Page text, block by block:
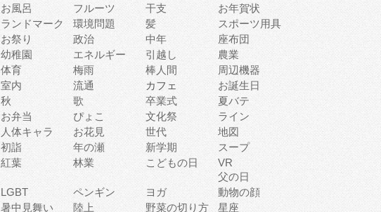
お風呂 フルーツ 干支
お年賀状
ランドマーク 環境問題 髪
スポーツ用具
お祭り 政治 中年
座布団
幼稚園 エネルギー 引越し
農業
体育 梅雨 棒人間
周辺機器
室内 流通 カフェ
お誕生日
秋 歌 卒業式
夏バテ
お弁当 ぴょこ 文化祭
ライン
人体キャラ お花見 世代
地図
初詣 年の瀬 新学期
スープ
紅葉 林業 こどもの日
VR
父の日
LGBT ペンギン ヨガ
動物の顔
暑中見舞い 陸上 野菜の切り方
星座